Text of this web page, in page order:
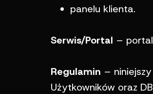
panelu klienta.
Serwis/Portal –
Regulamin –
Użytkowników oraz